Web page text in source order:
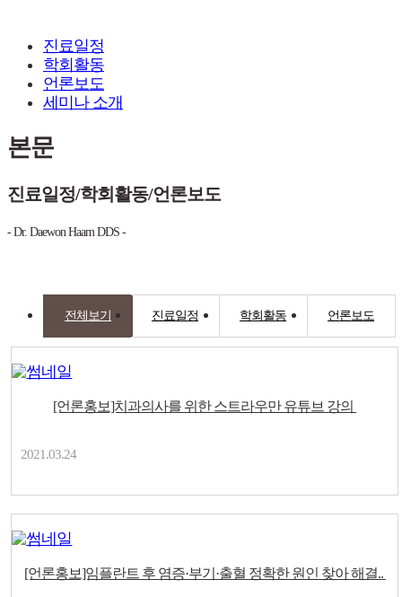
진료일정
학회활동
언론보도
세미나 소개
본문
진료일정/학회활동/언론보도
- Dr. Daewon Haam DDS -
전체보기 진료일정 학회활동 언론보도
[언론홍보]치과의사를 위한 스트라우만 유튜브 강의
2021.03.24
[언론홍보]임플란트 후 염증·부기·출혈 정확한 원인 찾아 해결..